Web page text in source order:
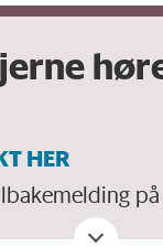
HER
spørsmål,